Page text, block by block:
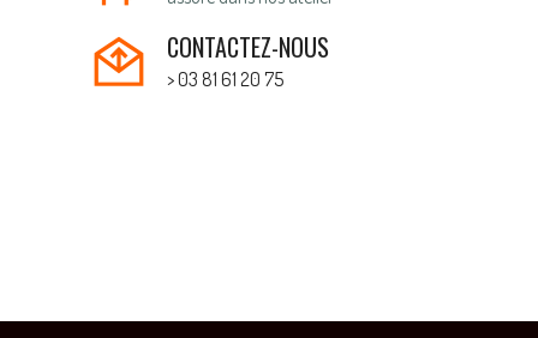
CONTACTEZ-NOUS
> 03 81 61 20 75